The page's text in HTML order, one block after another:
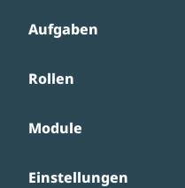
Aufgaben
Rollen
Module
Einstellungen